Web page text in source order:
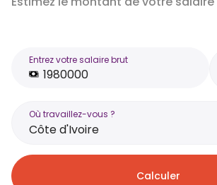
Entrez votre salaire brut
Où travaillez-vous ?
Côte d'Ivoire
Calculer